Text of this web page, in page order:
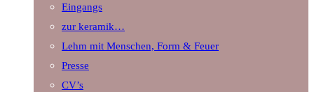
Eingangs
zur keramik…
Lehm mit Menschen, Form & Feuer
Presse
CV’s